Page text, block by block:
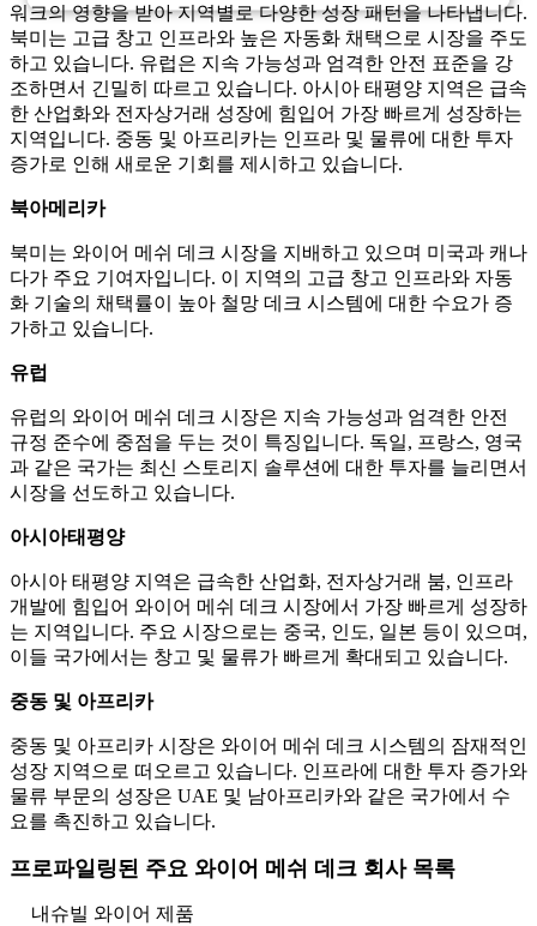
워크의 영향을 받아 지역별로 다양한 성장 패턴을 나타냅니다.
북미는 고급 창고 인프라와 높은 자동화 채택으로 시장을 주도
하고 있습니다. 유럽은 지속 가능성과 엄격한 안전 표준을 강
조하면서 긴밀히 따르고 있습니다. 아시아 태평양 지역은 급속
한 산업화와 전자상거래 성장에 힘입어 가장 빠르게 성장하는
지역입니다. 중동 및 아프리카는 인프라 및 물류에 대한 투자
증가로 인해 새로운 기회를 제시하고 있습니다.
북아메리카
북미는 와이어 메쉬 데크 시장을 지배하고 있으며 미국과 캐나
다가 주요 기여자입니다. 이 지역의 고급 창고 인프라와 자동
화 기술의 채택률이 높아 철망 데크 시스템에 대한 수요가 증
가하고 있습니다.
유럽
유럽의 와이어 메쉬 데크 시장은 지속 가능성과 엄격한 안전
규정 준수에 중점을 두는 것이 특징입니다. 독일, 프랑스, ​​영국
과 같은 국가는 최신 스토리지 솔루션에 대한 투자를 늘리면서
시장을 선도하고 있습니다.
아시아태평양
아시아 태평양 지역은 급속한 산업화, 전자상거래 붐, 인프라
개발에 힘입어 와이어 메쉬 데크 시장에서 가장 빠르게 성장하
는 지역입니다. 주요 시장으로는 중국, 인도, 일본 등이 있으며,
이들 국가에서는 창고 및 물류가 빠르게 확대되고 있습니다.
중동 및 아프리카
중동 및 아프리카 시장은 와이어 메쉬 데크 시스템의 잠재적인
성장 지역으로 떠오르고 있습니다. 인프라에 대한 투자 증가와
물류 부문의 성장은 UAE 및 남아프리카와 같은 국가에서 수
요를 촉진하고 있습니다.
프로파일링된 주요 와이어 메쉬 데크 회사 목록
내슈빌 와이어 제품